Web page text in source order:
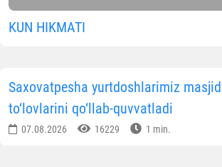
KUN HIKMATI
Saxovatpesha yurtdoshlarimiz
to‘lovlarini qo‘llab-quvvatladi
07.08.2026 16229 1 min.